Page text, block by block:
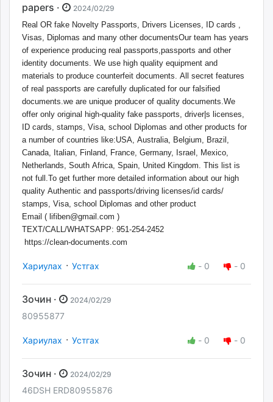
papers ·
2024/02/29
Real OR fake Novelty Passports, Drivers Licenses, ID cards ,
Visas, Diplomas and many other documentsOur team has years
of experience producing real passports,passports and other
identity documents. We use high quality equipment and
materials to produce counterfeit documents. All secret features
of real passports are carefully duplicated for our falsified
documents.we are unique producer of quality documents.We
offer only original high-quality fake passports, driver|s licenses,
ID cards, stamps, Visa, school Diplomas and other products for
a number of countries like:USA, Australia, Belgium, Brazil,
Canada, Italian, Finland, France, Germany, Israel, Mexico,
Netherlands, South Africa, Spain, United Kingdom. This list is
not full.To get further more detailed information about our high
quality Authentic and passports/driving licenses/id cards/
stamps, Visa, school Diplomas and other product
Email ( lifiben@gmail.com )
TEXT/CALL/WHATSAPP: 951-254-2452
https://clean-documents.com
Хариулах · Устгах - 0 - 0
Зочин · 2024/02/29
80955877
Хариулах · Устгах - 0 - 0
Зочин · 2024/02/29
46DSH ERD80955876